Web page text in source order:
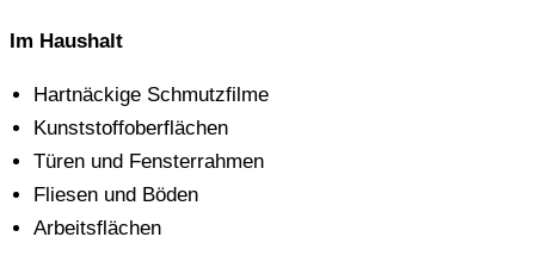
Im Haushalt
Hartnäckige Schmutzfilme
Kunststoffoberflächen
Türen und Fensterrahmen
Fliesen und Böden
Arbeitsflächen